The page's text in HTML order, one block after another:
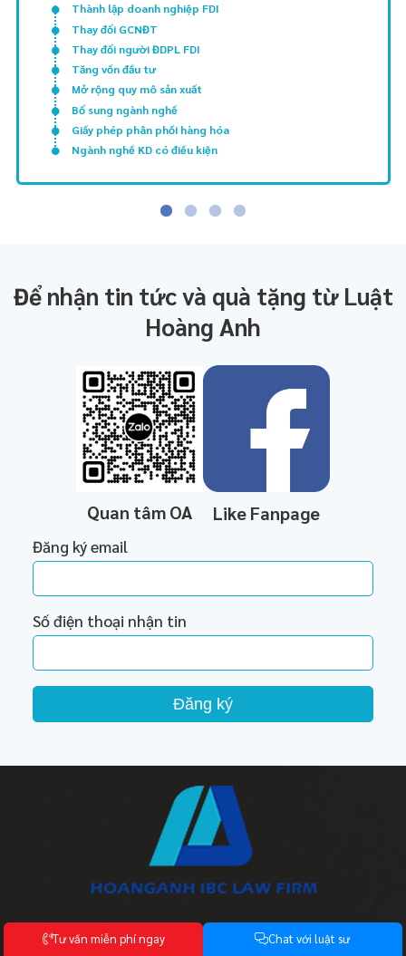
Thành lập doanh nghiệp FDI
Thay đổi GCNĐT
Thay đổi người ĐDPL FDI
Tăng vốn đầu tư
Mở rộng quy mô sản xuất
Bổ sung ngành nghề
Giấy phép phân phối hàng hóa
Ngành nghề KD có điều kiện
Để nhận tin tức và quà tặng từ Luật
Hoàng Anh
Quan tâm OA Like Fanpage
Đăng ký email
Số điện thoại nhận tin
Đăng ký
Công ty Luật TNHH HoangAnh IBC
Tưvấn miễn phíngay Chat với luật sư